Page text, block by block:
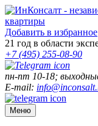
Добавить в избранное
21 год в области
+7 (495) 255-08-90
пн-пт 10-18;
E-mail:
Меню